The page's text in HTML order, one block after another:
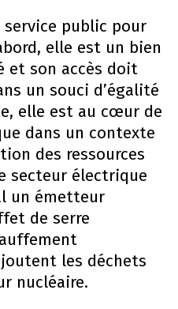
service public pour
elle est un bien
et son accès doit
un souci d’égalité
elle est au cœur de
dans un contexte
des ressources
secteur électrique
un émetteur
de serre
les déchets
nucléaire.